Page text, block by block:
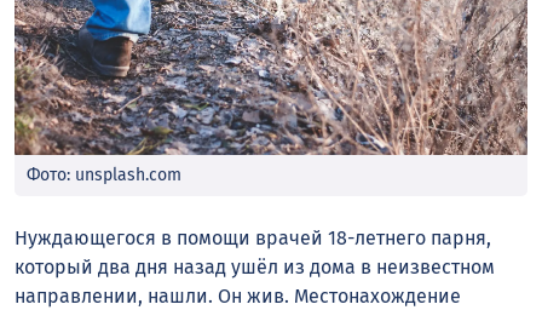
Фото: unsplash.com
Нуждающегося в помощи врачей 18-летнего парня,
который два дня назад ушёл из дома в неизвестном
направлении, нашли. Он жив. Местонахождение